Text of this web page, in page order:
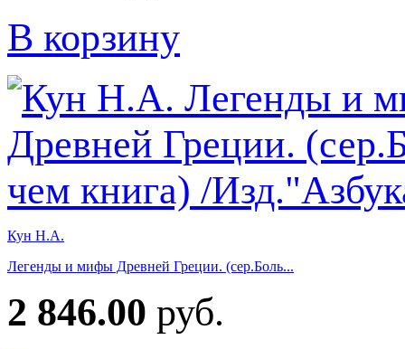
В корзину
Кун Н.А.
Легенды и мифы Древней Греции. (сер.Боль...
2 846.00 руб.